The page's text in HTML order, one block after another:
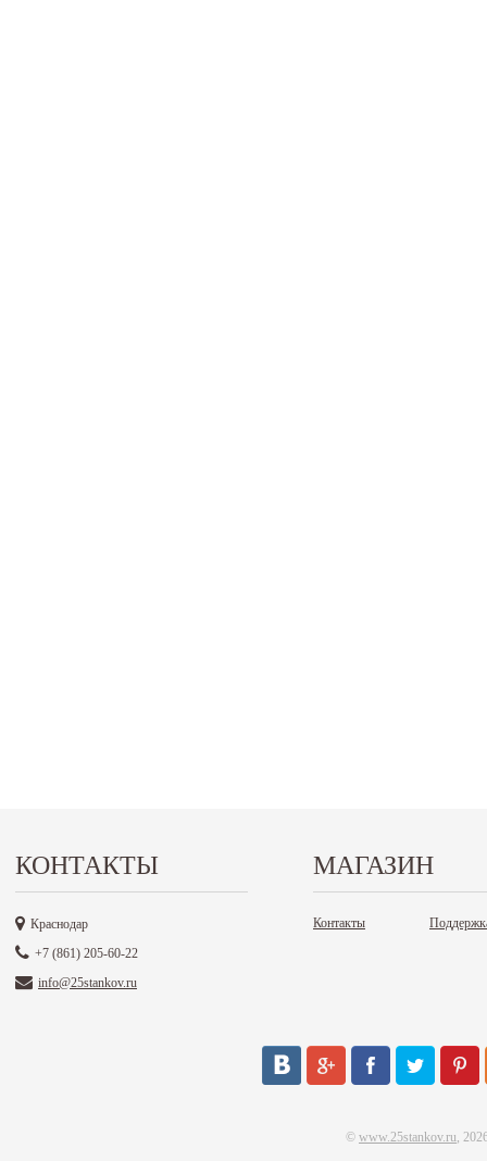
КОНТАКТЫ
Краснодар
+7 (861) 205-60-22
info@25stankov.ru
МАГАЗИН
Контакты
© www.25stankov.ru,